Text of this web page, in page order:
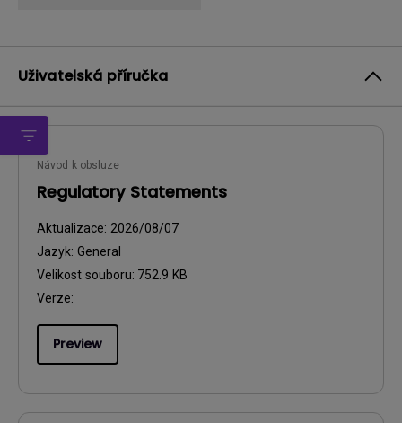
Uživatelská příručka
Návod k obsluze
Regulatory Statements
Aktualizace: 2026/08/07
Jazyk: General
Velikost souboru: 752.9 KB
Verze:
Preview